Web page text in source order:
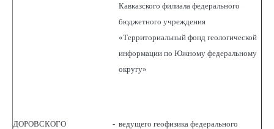
Кавказского филиала федерального
бюджетного учреждения
«Территориальный фонд геологической
информации по Южному федеральному
округу»
ДОРОВСКОГО - ведущего геофизика федерального